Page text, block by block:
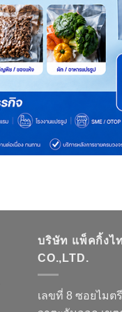
บริษัท แพ็คกิ้งไท
CO.,LTD.
เลขที่ 8 ซอยไมต